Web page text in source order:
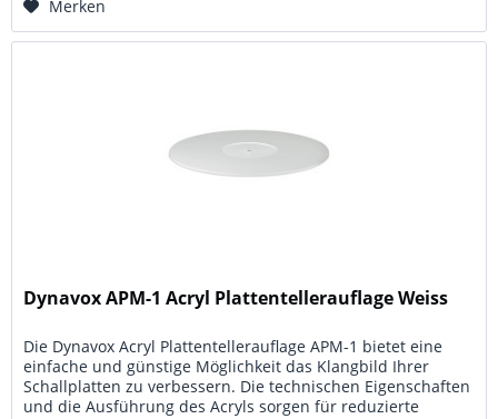
Merken
Dynavox APM-1 Acryl Plattentellerauflage Weiss
Die Dynavox Acryl Plattentellerauflage APM-1 bietet eine
einfache und günstige Möglichkeit das Klangbild Ihrer
Schallplatten zu verbessern. Die technischen Eigenschaften
und die Ausführung des Acryls sorgen für reduzierte